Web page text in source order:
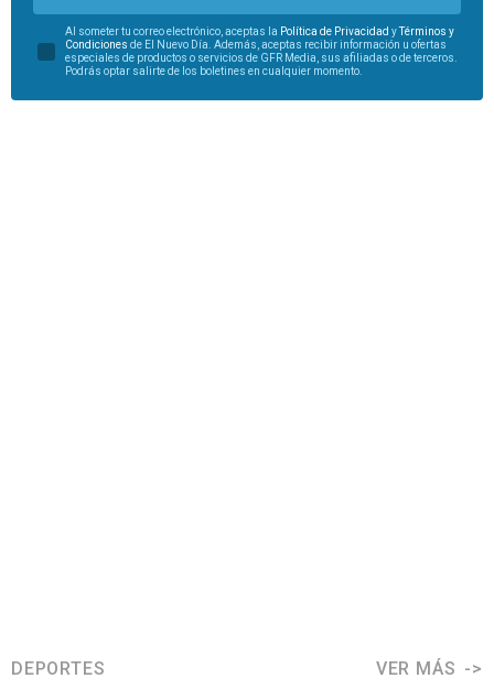
Al someter tu correo electrónico, aceptas la Política de Privacidad yTérminos y
Condiciones de El Nuevo Día. Además, aceptas recibir información u ofertas
especiales de productos o servicios de GFR Media, sus afiliadas o de terceros.
Podrás optar salirte de los boletines en cualquier momento.
DEPORTES VER MÁS